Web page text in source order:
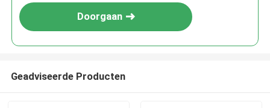
Doorgaan
Geadviseerde Producten